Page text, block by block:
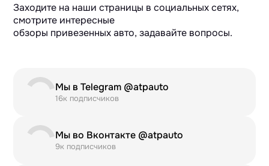
Заходите на наши страницы в социальных сетях,
смотрите интересные
обзоры привезенных авто, задавайте вопросы.
Мы в Telegram @atpauto
16к подписчиков
Мы во Вконтакте @atpauto
9к подписчиков